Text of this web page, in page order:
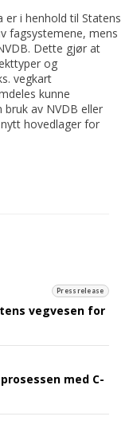
i henhold til Statens
fagsystemene, mens
Dette gjør at
og
vegkart
kunne
av NVDB eller
hovedlager for
Pressrelease
vegvesen for
med C-